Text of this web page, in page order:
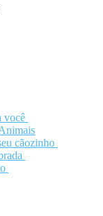
você
cãozinho